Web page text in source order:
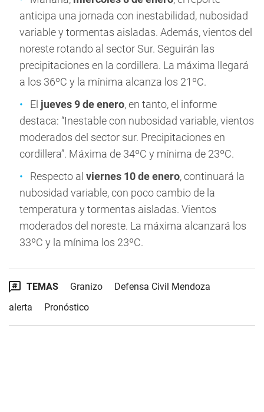
anticipa una jornada con inestabilidad, nubosidad
variable y tormentas aisladas. Además, vientos del
noreste rotando al sector Sur. Seguirán las
precipitaciones en la cordillera. La máxima llegará
a los 36ºC y la mínima alcanza los 21ºC.
El jueves 9 de enero, en tanto, el informe
destaca: “Inestable con nubosidad variable, vientos
moderados del sector sur. Precipitaciones en
cordillera”. Máxima de 34ºC y mínima de 23ºC.
Respecto al viernes 10 de enero, continuará la
nubosidad variable, con poco cambio de la
temperatura y tormentas aisladas. Vientos
moderados del noreste. La máxima alcanzará los
33ºC y la mínima los 23ºC.
TEMAS Granizo
Defensa Civil Mendoza
alerta
Pronóstico